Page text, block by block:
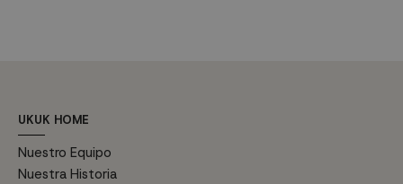
UKUK HOME
Nuestro Equipo
Nuestra Historia